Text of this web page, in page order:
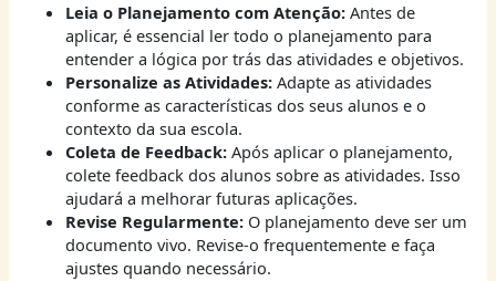
Leia o Planejamento com Atenção:Antes de
aplicar, é essencial ler todo o planejamento para
entender a lógica por trás das atividades e objetivos.
Personalize as Atividades:Adapte as atividades
conforme as características dos seus alunos e o
contexto da sua escola.
Coleta de Feedback:Após aplicar o planejamento,
colete feedback dos alunos sobre as atividades. Isso
ajudará a melhorar futuras aplicações.
Revise Regularmente:O planejamento deve ser um
documento vivo. Revise-o frequentemente e faça
ajustes quando necessário.